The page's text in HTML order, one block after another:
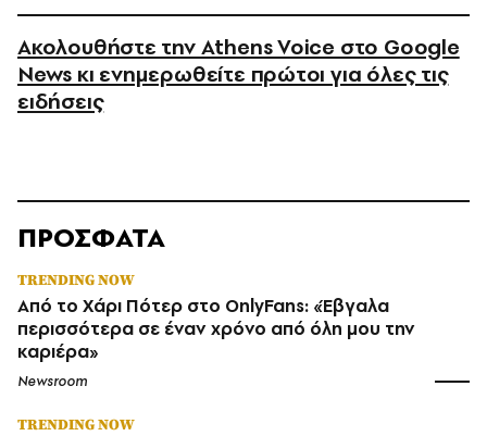
Ακολουθήστε την Athens Voice στο Google
News κι ενημερωθείτε πρώτοι για όλες τις
ειδήσεις
ΠΡΟΣΦΑΤΑ
TRENDING NOW
Από το Χάρι Πότερ στο OnlyFans: «Έβγαλα
περισσότερα σε έναν χρόνο από όλη μου την
καριέρα»
Newsroom
TRENDING NOW